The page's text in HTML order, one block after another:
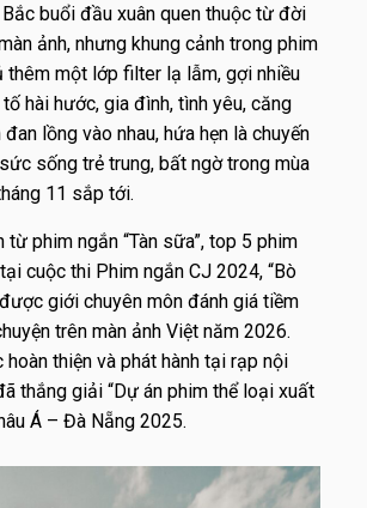
buổi đầu xuân quen thuộc từ đời
ảnh, nhưng khung cảnh trong phim
thêm một lớp filter lạ lẫm, gợi nhiều
hài hước, gia đình, tình yêu, căng
lồng vào nhau, hứa hẹn là chuyến
sống trẻ trung, bất ngờ trong mùa
11 sắp tới.
phim ngắn “Tàn sữa”, top 5 phim
cuộc thi Phim ngắn CJ 2024, “Bò
giới chuyên môn đánh giá tiềm
trên màn ảnh Việt năm 2026.
thiện và phát hành tại rạp nội
thắng giải “Dự án phim thể loại xuất
Á – Đà Nẵng 2025.